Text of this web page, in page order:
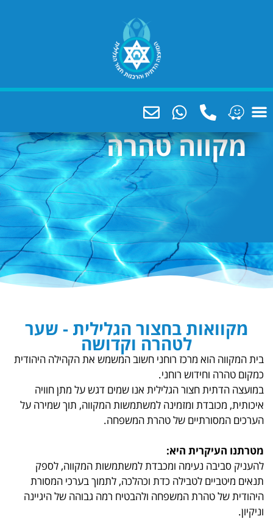
טהרה
בחצור הגלילית - שער
לטהרה וקדושה
הוא מרכז רוחני חשוב המשמש את הקהילה היהודית
רוחני.
חצור הגלילית אנו שמים דגש על מתן חוויה
ומזמינה למשתמשות המקווה, תוך שמירה על
של טהרת המשפחה.
היא:
נעימה ומכבדת למשתמשות המקווה, לספק
לטבילה כדת וכהלכה, לתמוך בערכי המסורת
טהרת המשפחה ולהבטיח רמה גבוהה של היגיינה